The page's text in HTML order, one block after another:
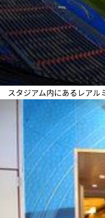
スタジアム内にあるレアル